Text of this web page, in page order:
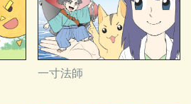
一寸法師